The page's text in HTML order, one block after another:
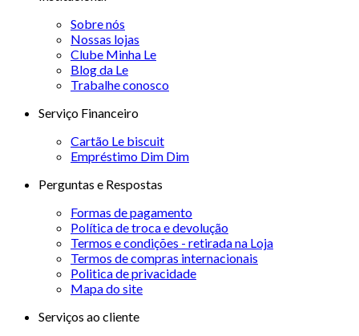
Sobre nós
Nossas lojas
Clube Minha Le
Blog da Le
Trabalhe conosco
Serviço Financeiro
Cartão Le biscuit
Empréstimo Dim Dim
Perguntas e Respostas
Formas de pagamento
Política de troca e devolução
Termos e condições - retirada na Loja
Termos de compras internacionais
Politica de privacidade
Mapa do site
Serviços ao cliente